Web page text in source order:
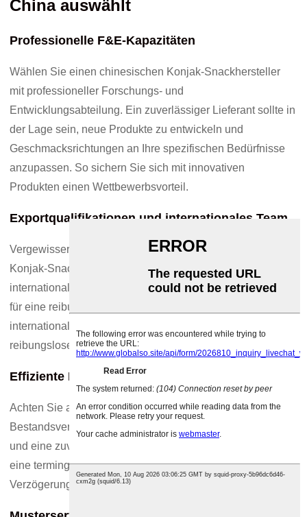
China auswählt
Professionelle F&E-Kapazitäten
Wählen Sie einen chinesischen Konjak-Snackhersteller
mit professioneller Forschungs- und
Entwicklungsabteilung. Ein zuverlässiger Lieferant sollte in
der Lage sein, neue Produkte zu entwickeln und
Geschmacksrichtungen an Ihre spezifischen Bedürfnisse
anzupassen. So sichern Sie sich mit innovativen
Produkten einen Wettbewerbsvorteil.
Exportqualifikationen und internationales Team
Vergewissern Sie sich, dass der chinesische Lieferant von
Konjak-Snacks über Exportlizenzen und ein
internationales Geschäftsteam verfügt. Dies ist unerlässlich
für eine reibungslose Kommunikation und die Einhaltung
internationaler Standards und gewährleistet so einen
reibungslosen und effizienten Exportprozess.
Effiziente Liefer- und Bestandsverwaltung
Achten Sie auf Lieferanten mit effizienten Liefer- und
Bestandsverwaltungssystemen. Kurze Bearbeitungszeiten
und eine zuverlässige Bestandsverwaltung gewährleisten
eine termingerechte Auftragsabwicklung, reduzieren
Verzögerungen und verbessern die Kundenzufriedenheit.